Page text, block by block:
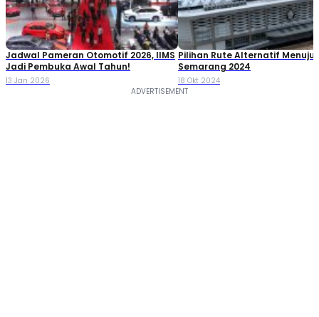
Jadwal Pameran Otomotif 2026, IIMS
Jadi Pembuka Awal Tahun!
13 Jan 2026
Pilihan Rute Alternatif Menuju
Semarang 2024
18 Okt 2024